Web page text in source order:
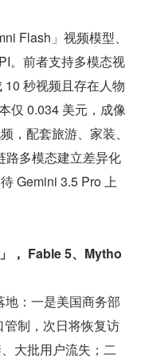
Flash」视频模型、
。前者支持多模态视
秒视频且存在人物
仅 0.034 美元，成像
，配套旅游、家装、
路多模态建立差异化
Gemini 3.5 Pro 上
， Fable 5、Mytho
：一是美国商务部
制，次日将恢复访
大批用户流失；二